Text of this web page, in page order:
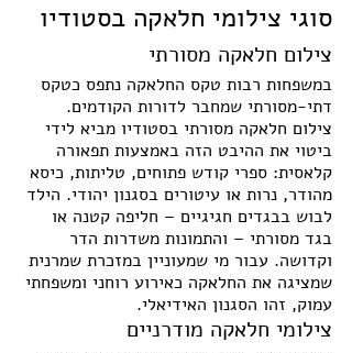
סוגי צילומי חלאקה בסטודיו
צילום חלאקה מסורתי
במשפחות רבות טקס החלאקה נתפס כטקס
דתי-מסורתי שמחבר לדורות הקודמים.
צילום חלאקה מסורתי בסטודיו מביא לידי
ביטוי את ההיבט הזה באמצעות תפאורה
קלאסית: ספרי קודש פתוחים, טליתות, כיסא
מהודר, נרות או עיטורים בסגנון יהודי. הילד
לבוש בבגדים חגיגיים – חליפה קטנה או
בגד מסורתי – והתמונות משדרות הדר
וקדושה. עבור מי שמעוניין במזכרת שמרנית
שמציגה את החלאקה כאירוע רוחני ומשפחתי
עמוק, זהו הסגנון האידיאלי.
צילומי חלאקה מודרניים